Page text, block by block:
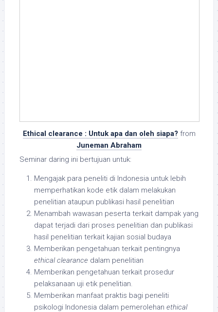
Ethical clearance : Untuk apa dan oleh siapa? from
Juneman Abraham
Seminar daring ini bertujuan untuk:
Mengajak para peneliti di Indonesia untuk lebih
memperhatikan kode etik dalam melakukan
penelitian ataupun publikasi hasil penelitian
Menambah wawasan peserta terkait dampak yang
dapat terjadi dari proses penelitian dan publikasi
hasil penelitian terkait kajian sosial budaya
Memberikan pengetahuan terkait pentingnya
ethical clearance dalam penelitian
Memberikan pengetahuan terkait prosedur
pelaksanaan uji etik penelitian.
Memberikan manfaat praktis bagi peneliti
psikologi Indonesia dalam pemerolehan ethical